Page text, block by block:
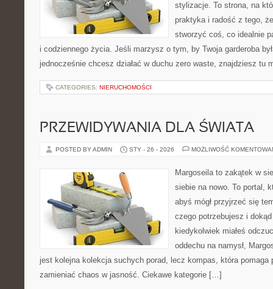
stylizacje. To strona, na
praktyka i radość z tego,
stworzyć coś, co idealnie
i codziennego życia. Jeśli marzysz o tym, by Twoja garderoba
jednocześnie chcesz działać w duchu zero waste, znajdziesz tu
CATEGORIES: NIERUCHOMOŚCI
PRZEWIDYWANIA DLA ŚWIATA
POSTED BY ADMIN STY - 26 - 2026 MOŻLIWOŚĆ
Margoseila to zakątek w
siebie na nowo. To portal,
abyś mógł przyjrzeć się
czego potrzebujesz i
kiedykolwiek miałeś
oddechu na namysł,
jest kolejna kolekcja suchych porad, lecz kompas, która pomaga
zamieniać chaos w jasność. Ciekawe kategorie […]